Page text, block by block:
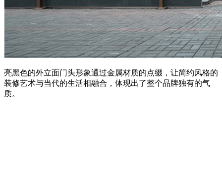
亮黑色的外立面门头形象通过金属材质的点缀，让简约风格的
装修艺术与当代的生活相融合，体现出了整个品牌独有的气
质。